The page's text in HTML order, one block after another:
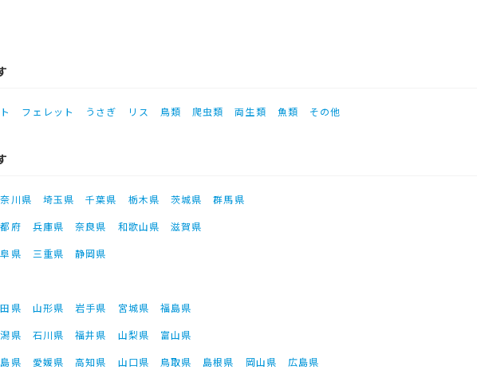
フェレット うさぎ リス 鳥類 爬虫類 両生類 魚類 その他
川県 埼玉県 千葉県 栃木県 茨城県
群馬県
府 兵庫県 奈良県 和歌山県
滋賀県
県 三重県
静岡県
県 山形県 岩手県 宮城県
福島県
県 石川県 福井県 山梨県
富山県
県 愛媛県 高知県 山口県 鳥取県 島根県 岡山県
広島県